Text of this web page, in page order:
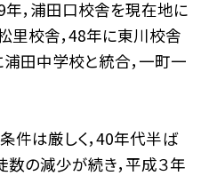
年，浦田口校舎を現在地に
里校舎，48年に東川校舎
浦田中学校と統合，一町一
件は厳しく，40年代半ば
数の減少が続き，平成３年